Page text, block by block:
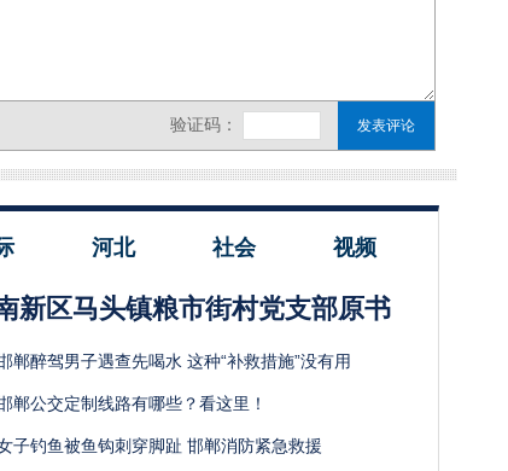
河北 社会 视频
新区马头镇粮市街村党支部原书
郸醉驾男子遇查先喝水 这种“补救措施”没有用
郸公交定制线路有哪些？看这里！
子钓鱼被鱼钩刺穿脚趾 邯郸消防紧急救援